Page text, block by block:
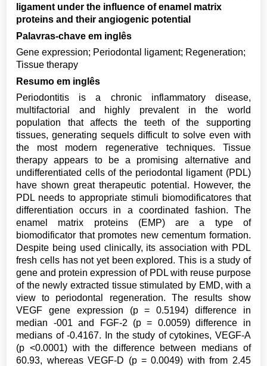
ligament under the influence of enamel matrix
proteins and their angiogenic potential
Palavras-chave em inglês
Gene expression; Periodontal ligament; Regeneration;
Tissue therapy
Resumo em inglês
Periodontitis is a chronic inflammatory disease,
multifactorial and highly prevalent in the world
population that affects the teeth of the supporting
tissues, generating sequels difficult to solve even with
the most modern regenerative techniques. Tissue
therapy appears to be a promising alternative and
undifferentiated cells of the periodontal ligament (PDL)
have shown great therapeutic potential. However, the
PDL needs to appropriate stimuli biomodificatores that
differentiation occurs in a coordinated fashion. The
enamel matrix proteins (EMP) are a type of
biomodificator that promotes new cementum formation.
Despite being used clinically, its association with PDL
fresh cells has not yet been explored. This is a study of
gene and protein expression of PDL with reuse purpose
of the newly extracted tissue stimulated by EMD, with a
view to periodontal regeneration. The results show
VEGF gene expression (p = 0.5194) difference in
median -001 and FGF-2 (p = 0.0059) difference in
medians of -0.4167. In the study of cytokines, VEGF-A
(p <0.0001) with the difference between medians of
60.93, whereas VEGF-D (p = 0.0049) with from 2.45